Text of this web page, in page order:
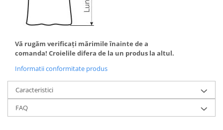
Vă rugăm verificaţi mărimile înainte de a
comanda! Croielile difera de la un produs la altul.
Informatii conformitate produs
Caracteristici
FAQ